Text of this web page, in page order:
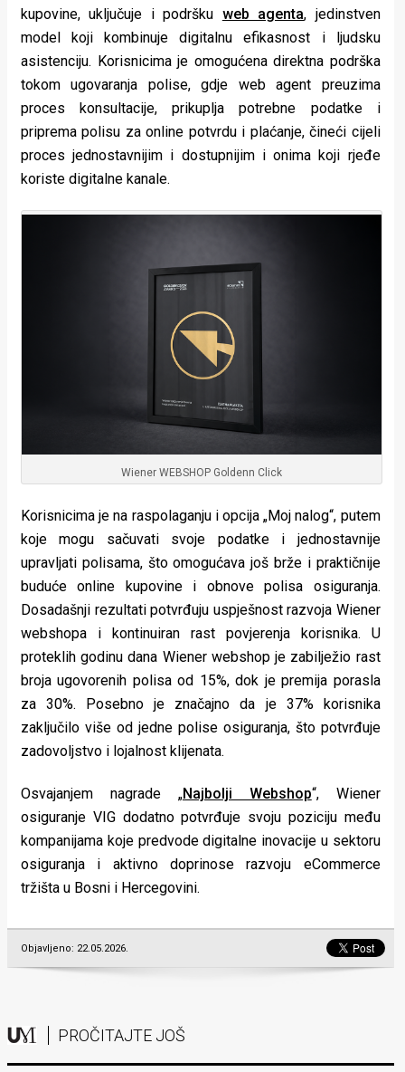
kupovine, uključuje i podršku web agenta, jedinstven
model koji kombinuje digitalnu efikasnost i ljudsku
asistenciju. Korisnicima je omogućena direktna podrška
tokom ugovaranja polise, gdje web agent preuzima
proces konsultacije, prikuplja potrebne podatke i
priprema polisu za online potvrdu i plaćanje, čineći cijeli
proces jednostavnijim i dostupnijim i onima koji rjeđe
koriste digitalne kanale.
Wiener WEBSHOP Goldenn Click
Korisnicima je na raspolaganju i opcija „Moj nalog“, putem
koje mogu sačuvati svoje podatke i jednostavnije
upravljati polisama, što omogućava još brže i praktičnije
buduće online kupovine i obnove polisa osiguranja.
Dosadašnji rezultati potvrđuju uspješnost razvoja Wiener
webshopa i kontinuiran rast povjerenja korisnika. U
proteklih godinu dana Wiener webshop je zabilježio rast
broja ugovorenih polisa od 15%, dok je premija porasla
za 30%. Posebno je značajno da je 37% korisnika
zaključilo više od jedne polise osiguranja, što potvrđuje
zadovoljstvo i lojalnost klijenata.
Osvajanjem nagrade „Najbolji Webshop“, Wiener
osiguranje VIG dodatno potvrđuje svoju poziciju među
kompanijama koje predvode digitalne inovacije u sektoru
osiguranja i aktivno doprinose razvoju eCommerce
tržišta u Bosni i Hercegovini.
Objavljeno: 22.05.2026.
PROČITAJTE JOŠ